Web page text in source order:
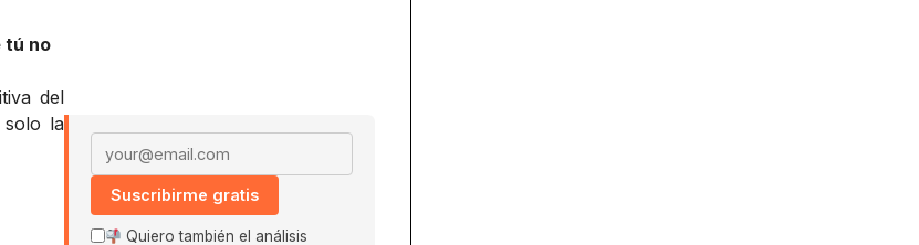
tú no
del
solo la
Email address
Suscribirme gratis
Quiero también el análisis